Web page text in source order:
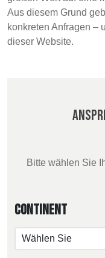
Discover
Einloggen
NAUMD 2026 (1)
SLOVAKIA
SWITZERLAND
TRUTHAHN
Aus diesem Grund
konkreten Anfragen –
dieser Website.
Bitte wählen Sie
Continent